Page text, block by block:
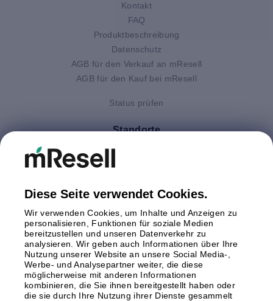
Kontakt
FAQ
Produktbeschreibung
Datenschutz
AGB für den Verkauf an mResell
AGB für den Kauf bei mResell
Status prüfen
Standorte
Deutschland
Italien
Polen
Schweden
Spanien
Österreich
Zahlungsmethoden
Diese Seite verwendet Cookies.
Wir verwenden Cookies, um Inhalte und Anzeigen zu
personalisieren, Funktionen für soziale Medien
bereitzustellen und unseren Datenverkehr zu
analysieren. Wir geben auch Informationen über Ihre
Nutzung unserer Website an unsere Social Media-,
Werbe- und Analysepartner weiter, die diese
möglicherweise mit anderen Informationen
kombinieren, die Sie ihnen bereitgestellt haben oder
die sie durch Ihre Nutzung ihrer Dienste gesammelt